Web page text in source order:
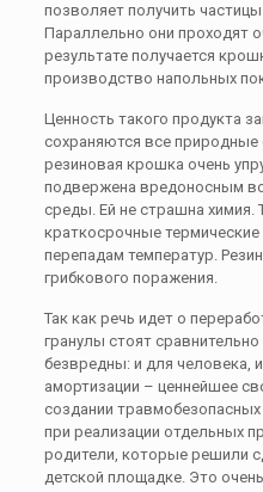
позволяет получить
Параллельно они проходят
результате получается
производство напольных
Ценность такого продукта
сохраняются все природные
резиновая крошка очень
подвержена вредоносным
среды. Ей не страшна
краткосрочные
перепадам температур.
грибкового поражения.
Так как речь идет о
гранулы стоят
безвредны: и для человека,
амортизации – ценнейшее
создании
при реализации отдельных
родители, которые решили
детской площадке. Это